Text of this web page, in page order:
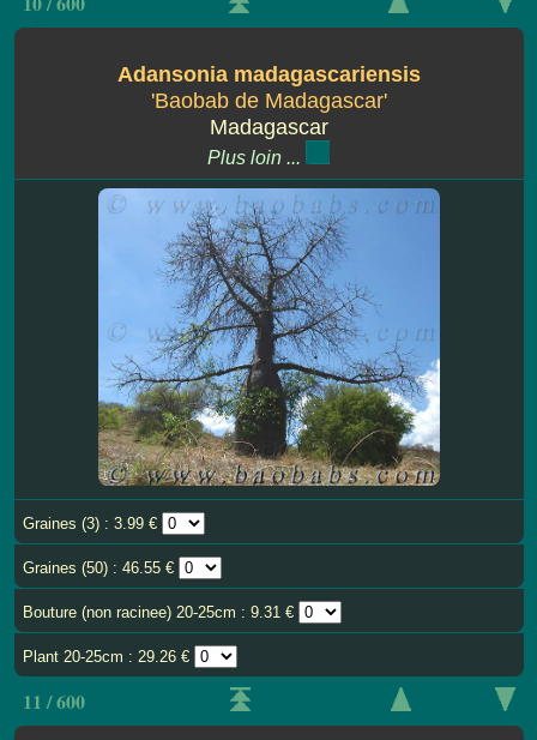
Adansonia madagascariensis
'Baobab de Madagascar'
Madagascar
Plus loin ...
Graines (3) : 3.99 €
Graines (50) : 46.55 €
Bouture (non racinee) 20-25cm : 9.31 €
Plant 20-25cm : 29.26 €
11 / 600